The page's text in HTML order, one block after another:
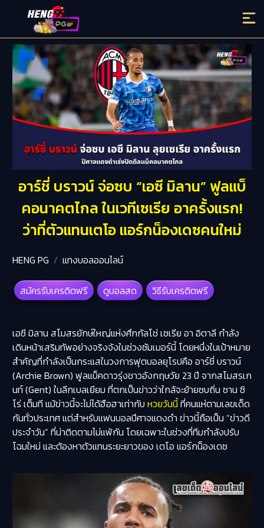
อาร์ชี่ บราวน์ จ่อซบ “เอซี มิลาน” ฟูลแบ็
คอนาคตไกล ในเวทีเซเรีย อาครั้งแรก!
ว่าที่ตัวแทนเตโอ แอร์กน็องเดซคนใหม่
HENG PG แทงบอลออนไลน์
สมัครรับเครดิตฟรี ดูบอลสด วิธีรับเครดิตฟรี
เอซี มิลาน สโมสรยักษ์ใหญ่แห่งศึกกัลโช่ เซเรีย อา อิตาลี กำลัง
เดินหน้าเสริมทัพอย่างจริงจังในช่วงซัมเมอร์นี้ โดยหนึ่งในเป้าหมาย
สำคัญที่กำลังเป็นกระแสในวงการฟุตบอลยุโรปคือ อาร์ชี่ บราวน์
(Archie Brown) ฟูลแบ็คดาวรุ่งชาวอังกฤษวัย 23 ปี จากสโมสรเก
นท์ (Gent) ในลีกเบลเยียม ที่ตกเป็นข่าวว่าใกล้จะย้ายซบถิ่น ซาน ซิ
โร่ เต็มที แม้ข่าวนี้จะไม่ได้ฮือฮาเท่ากับ หวยวันนี้ที่คนแห่ตามเลขเด็ด
กันทั่วประเทศ แต่สำหรับแฟนบอลปีศาจแดงดำ ข่าวนี้ถือเป็น “ข่าวดี
ประจำวัน” ที่น่าติดตามไม่แพ้กัน โดยเฉพาะในช่วงที่ทีมกำลังปรับ
โฉมใหม่ และต้องหาตัวแทนระยะยาวของ เตโอ แอร์กน็องเดซ